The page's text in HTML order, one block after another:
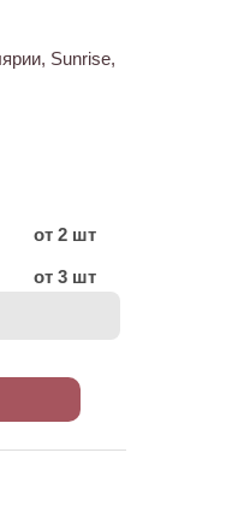
Sunrise,
от 2 шт
от 3 шт